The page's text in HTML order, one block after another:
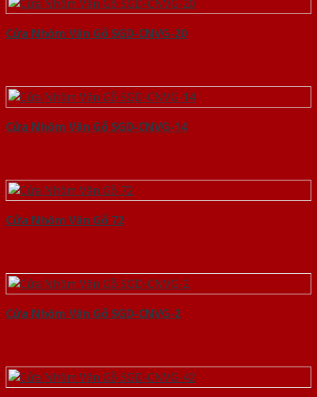
Cửa Nhôm Vân Gỗ SGD-CNVG-20
Cửa Nhôm Vân Gỗ SGD-CNVG-14
Cửa Nhôm Vân Gỗ 72
Cửa Nhôm Vân Gỗ SGD-CNVG-2